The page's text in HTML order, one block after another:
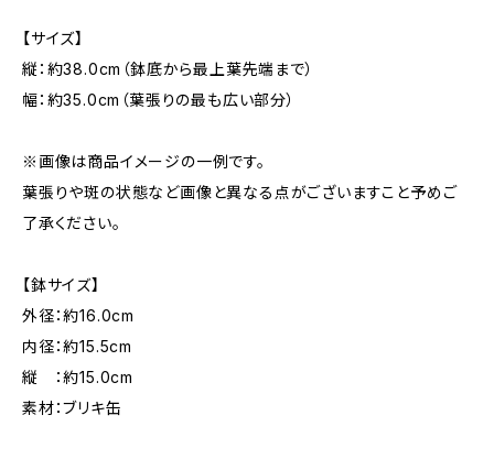
【サイズ】
縦：約38.0cm（鉢底から最上葉先端まで）
幅：約35.0cm（葉張りの最も広い部分）
※画像は商品イメージの一例です。
葉張りや斑の状態など画像と異なる点がございますこと予めご
了承ください。
【鉢サイズ】
外径：約16.0cm
内径：約15.5cm
縦 ：約15.0cm
素材：ブリキ缶